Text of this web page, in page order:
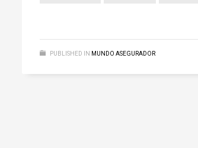
PUBLISHED IN MUNDO ASEGURADOR